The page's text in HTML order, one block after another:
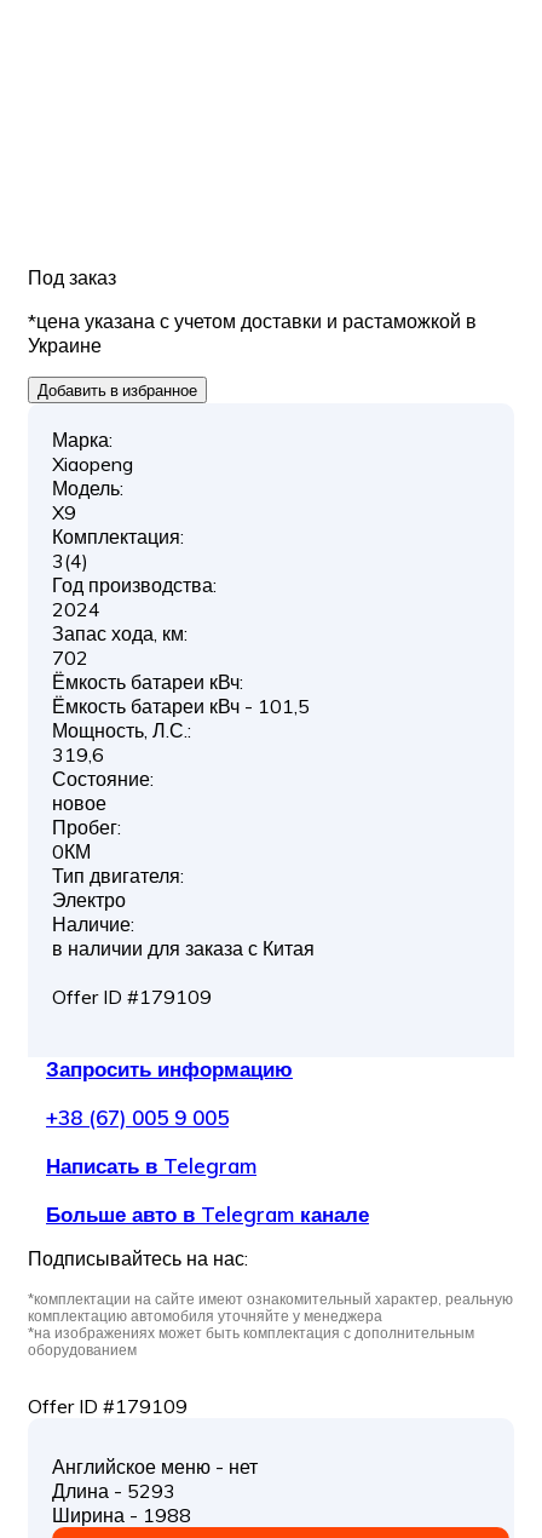
Под заказ
*цена указана с учетом доставки и растаможкой в
Украине
Добавить в избранное
Марка:
Xiaopeng
Модель:
X9
Комплектация:
3(4)
Год производства:
2024
Запас хода, км:
702
Ёмкость батареи кВч:
Ёмкость батареи кВч - 101,5
Мощность, Л.С.:
319,6
Состояние:
новое
Пробег:
0КМ
Тип двигателя:
Электро
Наличие:
в наличии для заказа с Китая
Offer ID #179109
Запросить информацию
+38 (67) 005 9 005
Написать в Telegram
Больше авто в Telegram канале
Подписывайтесь на нас:
*комплектации на сайте имеют ознакомительный характер, реальную
комплектацию автомобиля уточняйте у менеджера
*на изображениях может быть комплектация с дополнительным
оборудованием
Offer ID #179109
Английское меню - нет
Длина - 5293
Ширина - 1988